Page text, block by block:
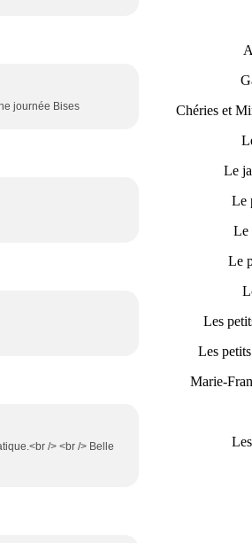
journée Bises
/> <br /> Belle
Chéries et
Le
Le
Le
Le
Les
Les
Marie-